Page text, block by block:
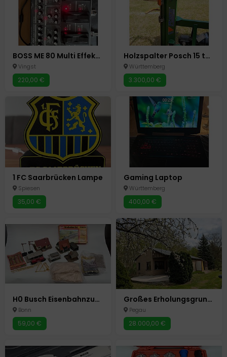
BOSS ME 80 Multi Effekt Pedal
Vingst
220,00 €
Holzspalter Posch 15 tonnen Spalter Holz kein Bindenberger Öler
Württemberg
3.300,00 €
1 FC Saarbrücken Lampe
Spiesen
35,00 €
Gaming Laptop
Württemberg
400,00 €
H0 Busch Eisenbahnzubehör Häuser Schotter Straßenmarkierungen 7096 Gebüsche + 1x Spur TT Tankwaggon
Bonn
59,00 €
Großes Erholungsgrundstück mit viel Baumbestand in Pegau
Pegau
28.000,00 €